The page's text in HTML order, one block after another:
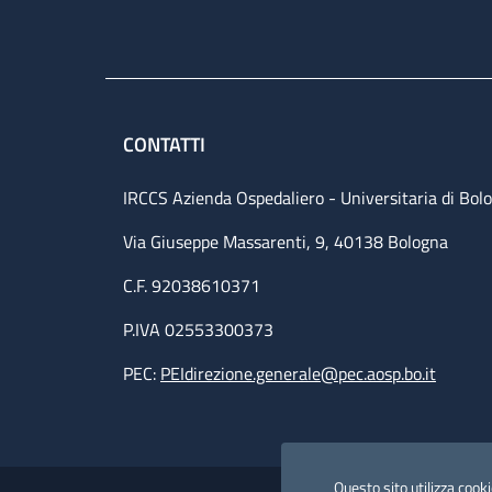
Questo sito utilizza
CONTATTI
IRCCS Azienda Ospedaliero - Universitaria di
Via Giuseppe Massarenti, 9, 40138 Bologna
C.F. 92038610371
P.IVA 02553300373
PEC: PEIdirezione.generale@pec.aosp.bo.it